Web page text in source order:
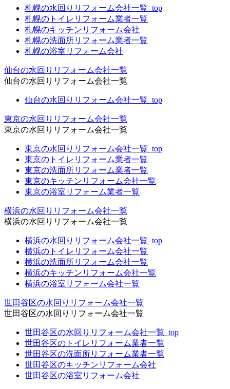
札幌の水回りリフォーム会社一覧_top
札幌のトイレリフォーム業者一覧
札幌のキッチンリフォーム会社
札幌の洗面所リフォーム業者一覧
札幌の浴室リフォーム会社
仙台の水回りリフォーム会社一覧
仙台の水回りリフォーム会社一覧
仙台の水回りリフォーム会社一覧_top
東京の水回りリフォーム会社一覧
東京の水回りリフォーム会社一覧
東京の水回りリフォーム会社一覧_top
東京のトイレリフォーム業者一覧
東京の洗面所リフォーム業者一覧
東京のキッチンリフォーム会社一覧
東京の浴室リフォーム業者一覧
横浜の水回りリフォーム会社一覧
横浜の水回りリフォーム会社一覧
横浜の水回りリフォーム会社一覧_top
横浜のトイレリフォーム会社一覧
横浜の洗面所リフォーム会社一覧
横浜のキッチンリフォーム会社一覧
横浜の浴室リフォーム会社一覧
世田谷区の水回りリフォーム会社一覧
世田谷区の水回りリフォーム会社一覧
世田谷区の水回りリフォーム会社一覧_top
世田谷区のトイレリフォーム業者一覧
世田谷区の洗面所リフォーム業者一覧
世田谷区のキッチンリフォーム会社
世田谷区の浴室リフォーム会社